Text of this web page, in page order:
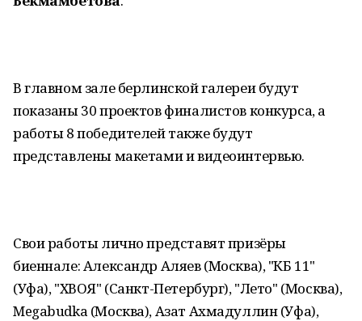
В главном зале берлинской галереи будут
показаны 30 проектов финалистов конкурса, а
работы 8 победителей также будут
представлены макетами и видеоинтервью.
Свои работы лично представят призёры
биеннале: Александр Аляев (Москва), "КБ 11"
(Уфа), "ХВОЯ" (Санкт-Петербург), "Лето" (Москва),
Megabudka (Москва), Азат Ахмадуллин (Уфа),